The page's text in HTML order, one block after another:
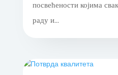
посвећености којима
раду и...